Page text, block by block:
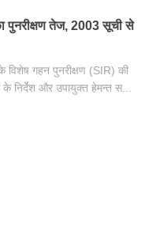
पुनरीक्षण तेज, 2003 सूची से
विशेष गहन पुनरीक्षण (SIR) की
निर्देश और उपायुक्त हेमन्त स...